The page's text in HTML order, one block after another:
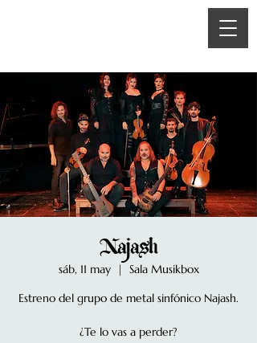
Najash
sáb, 11 may
  |
Sala Musikbox
Estreno del grupo de metal sinfónico Najash.
¿Te lo vas a perder?